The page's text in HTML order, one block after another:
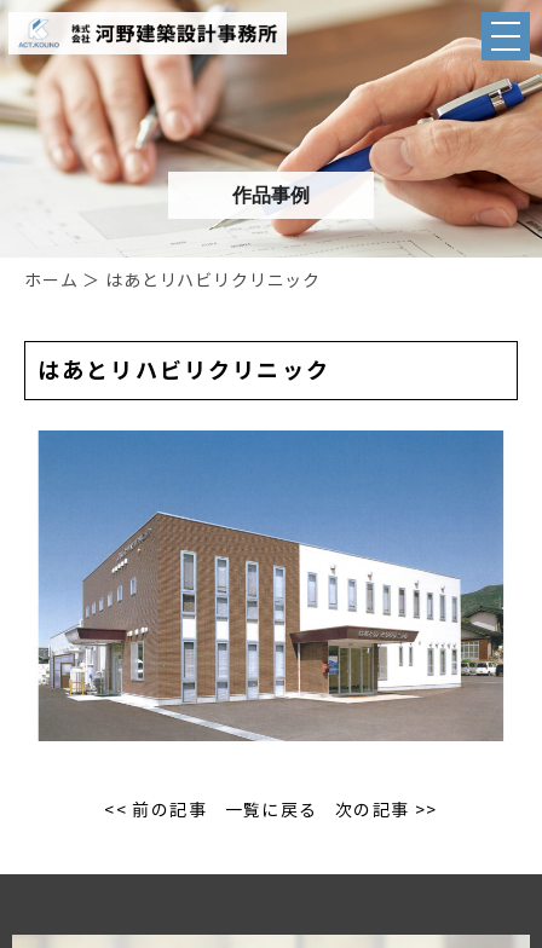
作品事例
ホーム ＞ はあとリハビリクリニック
はあとリハビリクリニック
<< 前の記事 一覧に戻る 次の記事 >>